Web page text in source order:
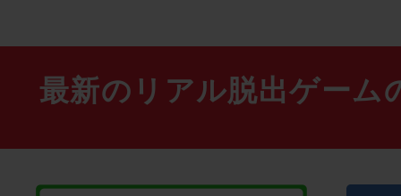
最新のリアル脱出ゲーム